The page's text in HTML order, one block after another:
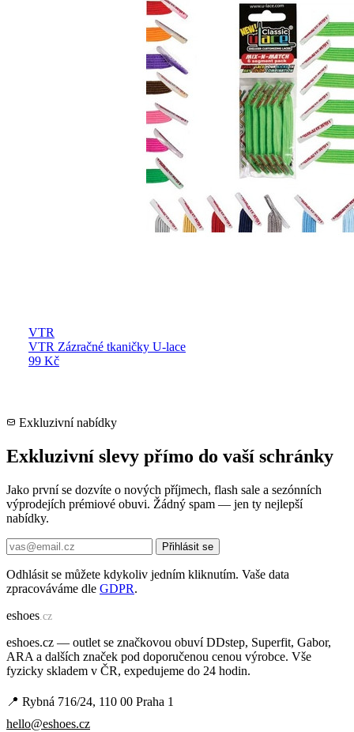
VTR
VTR Zázračné tkaničky U-lace
99 Kč
Exkluzivní nabídky
Exkluzivní slevy přímo do vaší schránky
Jako první se dozvíte o nových příjmech, flash sale a sezónních
výprodejích prémiové obuvi. Žádný spam — jen ty nejlepší
nabídky.
Přihlásit se
Odhlásit se můžete kdykoliv jedním kliknutím. Vaše data
zpracováváme dle GDPR.
eshoes .cz
eshoes.cz — outlet se značkovou obuví DDstep, Superfit, Gabor,
ARA a dalších značek pod doporučenou cenou výrobce. Vše
fyzicky skladem v ČR, expedujeme do 24 hodin.
📍 Rybná 716/24, 110 00 Praha 1
hello@eshoes.cz